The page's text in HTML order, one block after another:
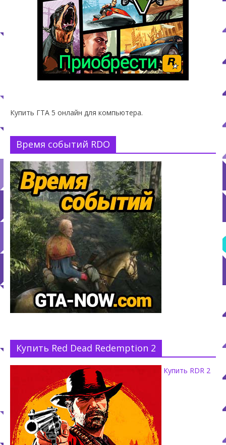
Купить ГТА 5 онлайн для компьютера.
Время событий RDO
Купить Red Dead Redemption 2
Купить RDR 2